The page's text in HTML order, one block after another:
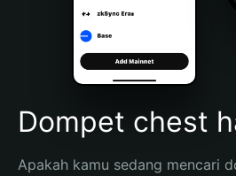
Português (Brasil)
Español (Argentina)
Dompet chest
Apakah kamu sedang mencari